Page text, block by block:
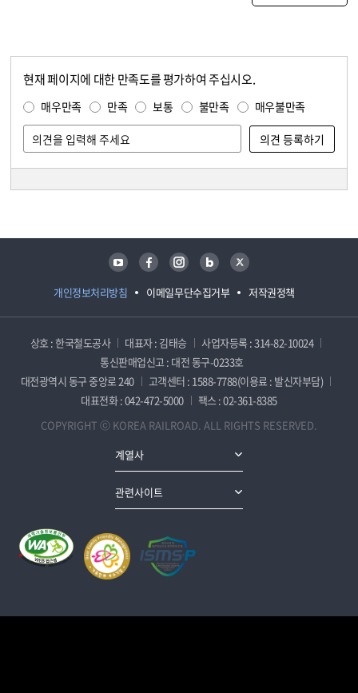
현재 페이지에 대한 만족도를 평가하여 주십시오.
매우만족 만족 보통 불만족 매우불만족
개인정보처리방침 이메일무단수집거부 저작권정책
유튜브 페이스북 인스타그램 블로그 트위터
상호 : 한국철도공사 대표자 : 김태승
사업자등록 : 314-82-10024
통신판매업신고 : 대전 동구-0233호
대전광역시 동구 중앙로 240
고객센터 : 1588-7788(이용료 : 발신자부담)
대표전화 : 042-472-5000
팩스 : 02-361-8385
COPYRIGHT ⓒ KOREA RAILROAD. ALL RIGHTS RESERVED.
계열사
관련사이트